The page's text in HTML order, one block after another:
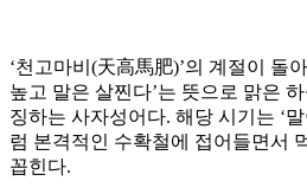
‘천고마비(天高馬肥)’의 계절이 돌
높고 말은 살찐다’는 뜻으로 맑은
징하는 사자성어다. 해당 시기는 ‘
럼 본격적인 수확철에 접어들면서
꼽힌다.